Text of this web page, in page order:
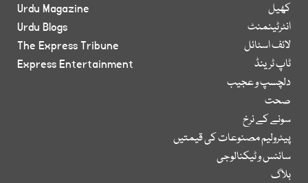
کھیل
انٹرٹینمنٹ
لائف اسٹائل
ٹاپ ٹرینڈ
دلچسپ و عجیب
صحت
سونے کے نرخ
پیٹرولیم مصنوعات کی قیمتیں
سائنس و ٹیکنالوجی
بلاگ
Urdu Magazine
Urdu Blogs
The Express Tribune
Express Entertainment